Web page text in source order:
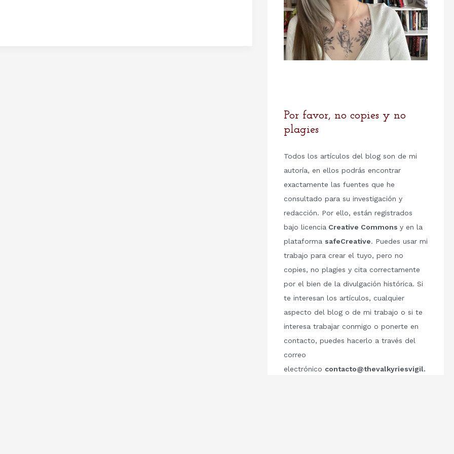
Por favor, no copies y no
plagies
Todos los artículos del blog son de mi
autoría, en ellos podrás encontrar
exactamente las fuentes que he
consultado para su investigación y
redacción. Por ello, están registrados
bajo licencia Creative Commons y en la
plataforma safeCreative. Puedes usar mi
trabajo para crear el tuyo, pero no
copies, no plagies y cita correctamente
por el bien de la divulgación histórica. Si
te interesan los artículos, cualquier
aspecto del blog o de mi trabajo o si te
interesa trabajar conmigo o ponerte en
contacto, puedes hacerlo a través del
correo
electrónico contacto@thevalkyriesvigil.